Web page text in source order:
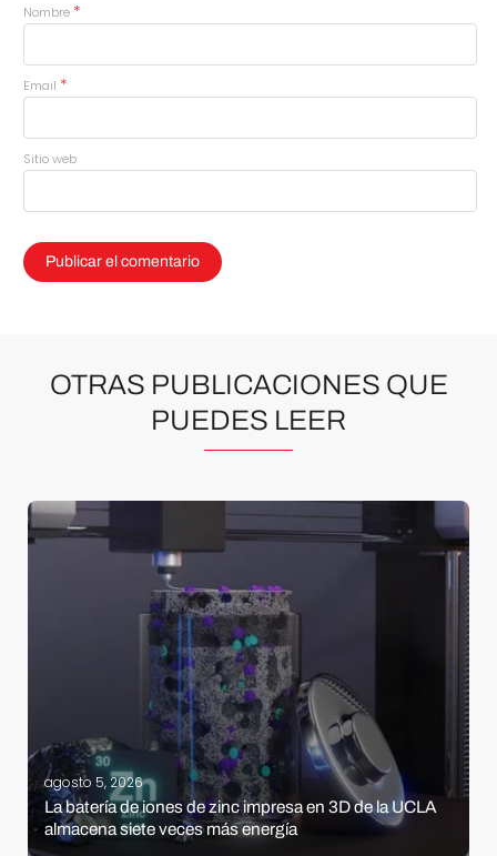
Nombre *
Email *
Sitio web
OTRAS PUBLICACIONES QUE
PUEDES LEER
agosto 5, 2026
La batería de iones de zinc impresa en 3D de la UCLA
almacena siete veces más energía